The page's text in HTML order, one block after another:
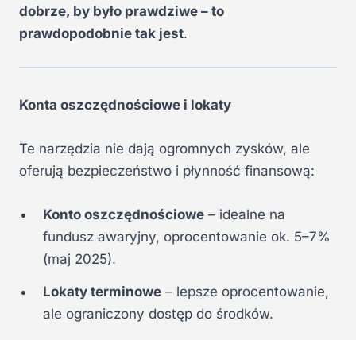
dobrze, by było prawdziwe – to
prawdopodobnie tak jest.
Konta oszczędnościowe i lokaty
Te narzędzia nie dają ogromnych zysków, ale
oferują bezpieczeństwo i płynność finansową:
Konto oszczędnościowe – idealne na
fundusz awaryjny, oprocentowanie ok. 5–7%
(maj 2025).
Lokaty terminowe – lepsze oprocentowanie,
ale ograniczony dostęp do środków.